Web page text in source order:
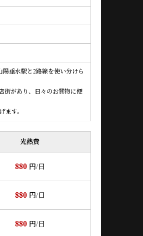
垂水駅と2路線を使い分けら
街があり、日々のお買物に便
ます。
光熱費
880 円/日
880 円/日
880 円/日